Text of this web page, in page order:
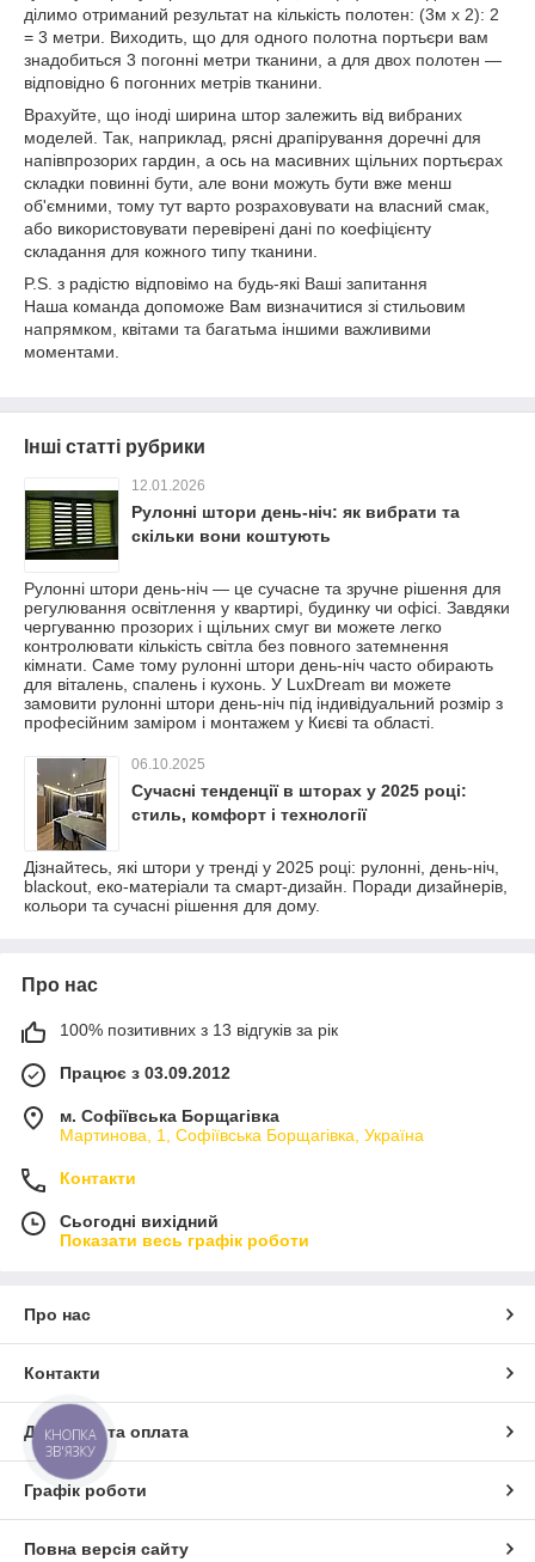
ділимо отриманий результат на кількість полотен: (3м х 2): 2
= 3 метри. Виходить, що для одного полотна портьєри вам
знадобиться 3 погонні метри тканини, а для двох полотен —
відповідно 6 погонних метрів тканини.
Врахуйте, що іноді ширина штор залежить від вибраних
моделей. Так, наприклад, рясні драпірування доречні для
напівпрозорих гардин, а ось на масивних щільних портьєрах
складки повинні бути, але вони можуть бути вже менш
об'ємними, тому тут варто розраховувати на власний смак,
або використовувати перевірені дані по коефіцієнту
складання для кожного типу тканини.
P.S. з радістю відповімо на будь-які Ваші запитання
Наша команда допоможе Вам визначитися зі стильовим
напрямком, квітами та багатьма іншими важливими
моментами.
Інші статті рубрики
12.01.2026
Рулонні штори день-ніч: як вибрати та
скільки вони коштують
Рулонні штори день-ніч — це сучасне та зручне рішення для
регулювання освітлення у квартирі, будинку чи офісі. Завдяки
чергуванню прозорих і щільних смуг ви можете легко
контролювати кількість світла без повного затемнення
кімнати. Саме тому рулонні штори день-ніч часто обирають
для віталень, спалень і кухонь. У LuxDream ви можете
замовити рулонні штори день-ніч під індивідуальний розмір з
професійним заміром і монтажем у Києві та області.
06.10.2025
Сучасні тенденції в шторах у 2025 році:
стиль, комфорт і технології
Дізнайтесь, які штори у тренді у 2025 році: рулонні, день-ніч,
blackout, еко-матеріали та смарт-дизайн. Поради дизайнерів,
кольори та сучасні рішення для дому.
Про нас
100% позитивних з 13 відгуків за рік
Працює з 03.09.2012
м. Софіївська Борщагівка
Мартинова, 1, Софіївська Борщагівка, Україна
Контакти
Сьогодні вихідний
Показати весь графік роботи
Про нас
Контакти
Доставка та оплата
Графік роботи
Повна версія сайту
КНОПКА
ЗВ'ЯЗКУ